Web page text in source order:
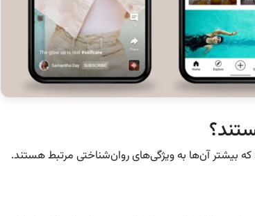
بیشتر آن‌ها به ویژگی‌های روان‌شناختی مرتبط هستند.